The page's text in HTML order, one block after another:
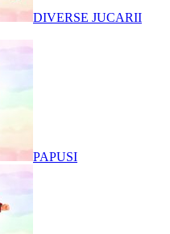
DIVERSE JUCARII
PAPUSI